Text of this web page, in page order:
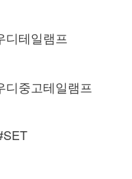
디테일램프
디중고테일램프